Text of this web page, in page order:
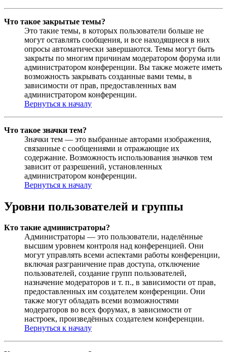
Что такое закрытые темы?
Это такие темы, в которых пользователи больше не
могут оставлять сообщения, и все находящиеся в них
опросы автоматически завершаются. Темы могут быть
закрыты по многим причинам модератором форума или
администратором конференции. Вы также можете иметь
возможность закрывать созданные вами темы, в
зависимости от прав, предоставленных вам
администратором конференции.
Вернуться к началу
Что такое значки тем?
Значки тем — это выбранные авторами изображения,
связанные с сообщениями и отражающие их
содержание. Возможность использования значков тем
зависит от разрешений, установленных
администратором конференции.
Вернуться к началу
Уровни пользователей и группы
Кто такие администраторы?
Администраторы — это пользователи, наделённые
высшим уровнем контроля над конференцией. Они
могут управлять всеми аспектами работы конференции,
включая разграничение прав доступа, отключение
пользователей, создание групп пользователей,
назначение модераторов и т. п., в зависимости от прав,
предоставленных им создателем конференции. Они
также могут обладать всеми возможностями
модераторов во всех форумах, в зависимости от
настроек, произведённых создателем конференции.
Вернуться к началу